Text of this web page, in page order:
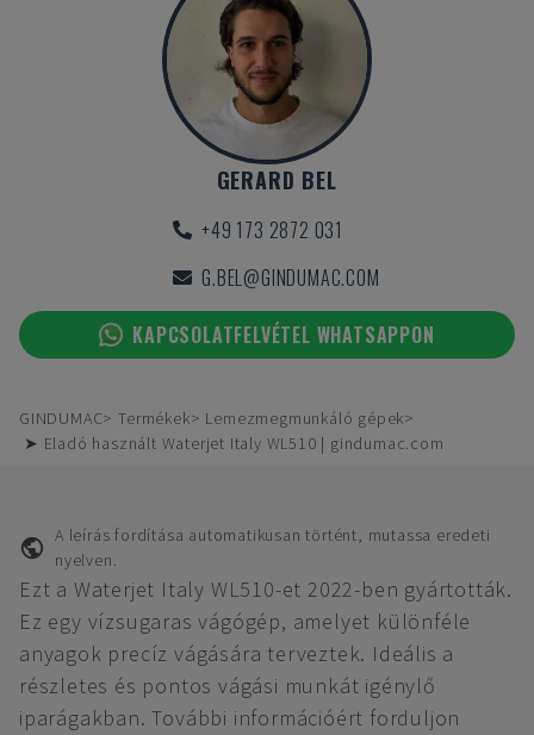
GERARD BEL
+49 173 2872 031
G.BEL@GINDUMAC.COM
KAPCSOLATFELVÉTEL WHATSAPPON
GINDUMAC Termékek
Lemezmegmunkáló gépek
➤ Eladó használt Waterjet Italy WL510 | gindumac.com
A leírás fordítása automatikusan történt, mutassa eredeti
nyelven.
Ezt a Waterjet Italy WL510-et 2022-ben gyártották.
Ez egy vízsugaras vágógép, amelyet különféle
anyagok precíz vágására terveztek. Ideális a
részletes és pontos vágási munkát igénylő
iparágakban. További információért forduljon